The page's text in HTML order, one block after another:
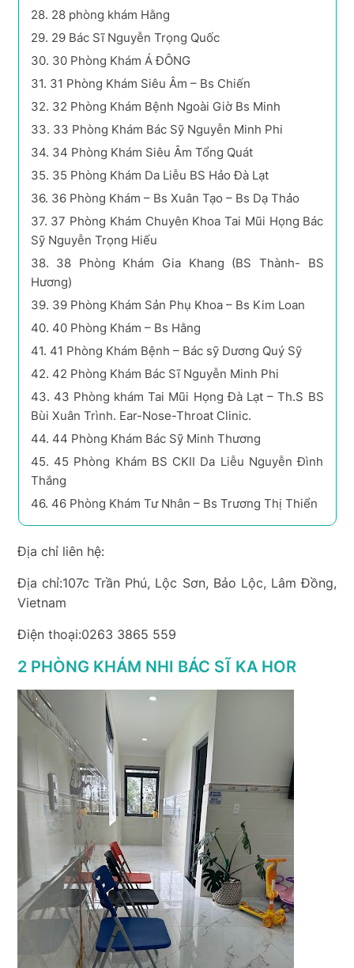
28. 28 phòng khám Hằng
29. 29 Bác Sĩ Nguyễn Trọng Quốc
30. 30 Phòng Khám Á ĐÔNG
31. 31 Phòng Khám Siêu Âm – Bs Chiến
32. 32 Phòng Khám Bệnh Ngoài Giờ Bs Minh
33. 33 Phòng Khám Bác Sỹ Nguyễn Minh Phi
34. 34 Phòng Khám Siêu Âm Tổng Quát
35. 35 Phòng Khám Da Liễu BS Hảo Đà Lạt
36. 36 Phòng Khám – Bs Xuân Tạo – Bs Dạ Thảo
37. 37 Phòng Khám Chuyên Khoa Tai Mũi Họng Bác
Sỹ Nguyễn Trọng Hiếu
38. 38 Phòng Khám Gia Khang (BS Thành- BS
Hương)
39. 39 Phòng Khám Sản Phụ Khoa – Bs Kim Loan
40. 40 Phòng Khám – Bs Hằng
41. 41 Phòng Khám Bệnh – Bác sỹ Dương Quý Sỹ
42. 42 Phòng Khám Bác Sĩ Nguyễn Minh Phi
43. 43 Phòng khám Tai Mũi Họng Đà Lạt – Th.S BS
Bùi Xuân Trình. Ear-Nose-Throat Clinic.
44. 44 Phòng Khám Bác Sỹ Minh Thương
45. 45 Phòng Khám BS CKII Da Liễu Nguyễn Đình
Thắng
46. 46 Phòng Khám Tư Nhân – Bs Trương Thị Thiển
Địa chỉ liên hệ:
Địa chỉ:107c Trần Phú, Lộc Sơn, Bảo Lộc, Lâm Đồng,
Vietnam
Điện thoại:0263 3865 559
2 PHÒNG KHÁM NHI BÁC SĨ KA HOR